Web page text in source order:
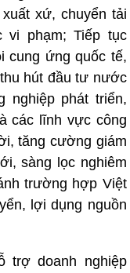
xứ, chuyển tải
vi phạm; Tiếp tục
cung ứng quốc tế,
hút đầu tư nước
nghiệp phát triển,
các lĩnh vực công
tăng cường giám
sàng lọc nghiêm
trường hợp Việt
lợi dụng nguồn
trợ doanh nghiệp